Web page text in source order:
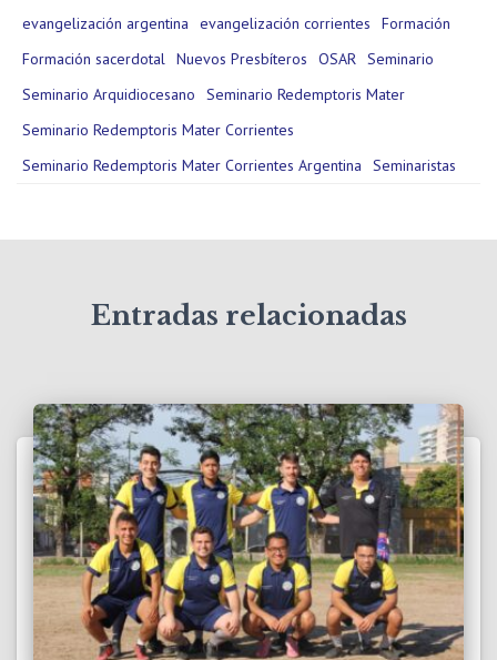
evangelización argentina
evangelización corrientes
Formación
Formación sacerdotal Nuevos Presbíteros OSAR Seminario
Seminario Arquidiocesano
Seminario Redemptoris Mater
Seminario Redemptoris Mater Corrientes
Seminario Redemptoris Mater Corrientes Argentina
Seminaristas
Entradas relacionadas